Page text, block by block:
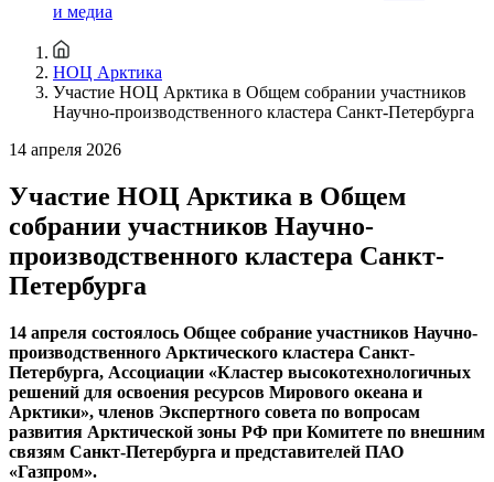
и медиа
НОЦ Арктика
Участие НОЦ Арктика в Общем собрании участников
Научно-производственного кластера Санкт-Петербурга
14 апреля 2026
Участие НОЦ Арктика в Общем
собрании участников Научно-
производственного кластера Санкт-
Петербурга
14 апреля состоялось Общее собрание участников Научно-
производственного Арктического кластера Санкт-
Петербурга, Ассоциации «Кластер высокотехнологичных
решений для освоения ресурсов Мирового океана и
Арктики», членов Экспертного совета по вопросам
развития Арктической зоны РФ при Комитете по внешним
связям Санкт-Петербурга и представителей ПАО
«Газпром».